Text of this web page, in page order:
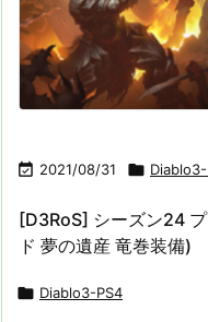
 2021/08/31 
[D3RoS] シーズン24
ド 夢の遺産 竜巻装備)
 Diablo3-PS4